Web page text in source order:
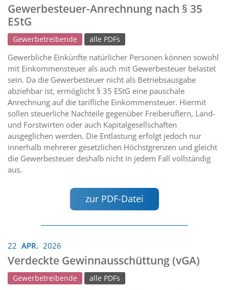
Gewerbesteuer-Anrechnung nach § 35
EStG
Gewerbetreibende alle PDFs
Gewerbliche Einkünfte natürlicher Personen können sowohl
mit Einkommensteuer als auch mit Gewerbesteuer belastet
sein. Da die Gewerbesteuer nicht als Betriebsausgabe
abziehbar ist, ermöglicht § 35 EStG eine pauschale
Anrechnung auf die tarifliche Einkommensteuer. Hiermit
sollen steuerliche Nachteile gegenüber Freiberuflern, Land-
und Forstwirten oder auch Kapitalgesellschaften
ausgeglichen werden. Die Entlastung erfolgt jedoch nur
innerhalb mehrerer gesetzlichen Höchstgrenzen und gleicht
die Gewerbesteuer deshalb nicht in jedem Fall vollständig
aus.
zur PDF-Datei
22 APR. 2026
Verdeckte Gewinnausschüttung (vGA)
Gewerbetreibende alle PDFs